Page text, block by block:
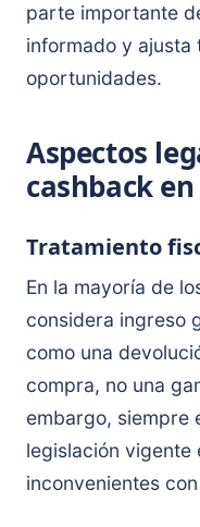
parte importante
informado y ajusta
oportunidades.
Aspectos
cashback
Tratamiento
En la mayoría de
considera ingreso
como una
compra, no una
embargo, siempre
legislación vigente
inconvenientes